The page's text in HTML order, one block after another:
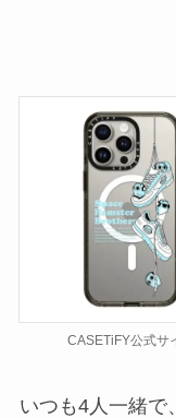
CASETiFY公式サ
いつも4人一緒で